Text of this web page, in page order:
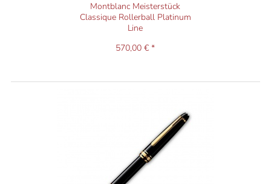
Montblanc Meisterstück
Classique Rollerball Platinum
Line
570,00 € *